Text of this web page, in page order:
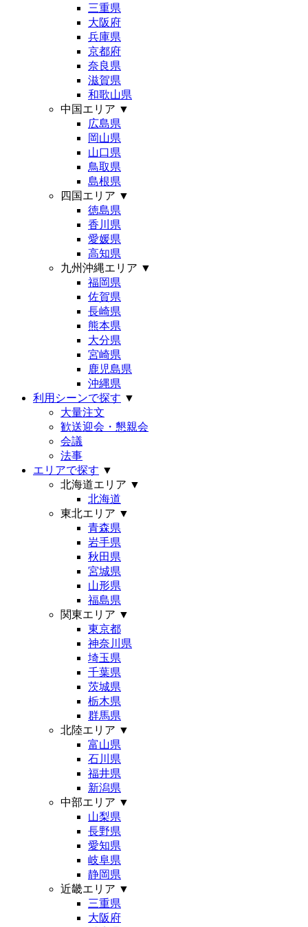
三重県
大阪府
兵庫県
京都府
奈良県
滋賀県
和歌山県
中国エリア ▼
広島県
岡山県
山口県
鳥取県
島根県
四国エリア ▼
徳島県
香川県
愛媛県
高知県
九州沖縄エリア ▼
福岡県
佐賀県
長崎県
熊本県
大分県
宮崎県
鹿児島県
沖縄県
利用シーンで探す ▼
大量注文
歓送迎会・懇親会
会議
法事
エリアで探す ▼
北海道エリア ▼
北海道
東北エリア ▼
青森県
岩手県
秋田県
宮城県
山形県
福島県
関東エリア ▼
東京都
神奈川県
埼玉県
千葉県
茨城県
栃木県
群馬県
北陸エリア ▼
富山県
石川県
福井県
新潟県
中部エリア ▼
山梨県
長野県
愛知県
岐阜県
静岡県
近畿エリア ▼
三重県
大阪府